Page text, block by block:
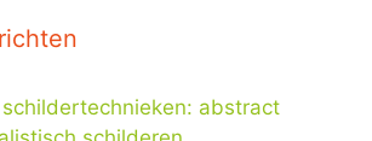
abstract